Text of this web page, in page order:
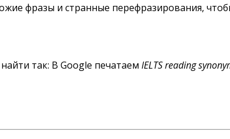
фразы и странные перефразирования,
так: В Google печатаем IELTS reading